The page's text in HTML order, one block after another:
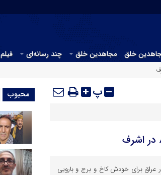
خلق مجاهدین خلق چند رسانه‌ای فیلم
پ
عراق برای خودش کاخ و برج و بارویی
محبوب